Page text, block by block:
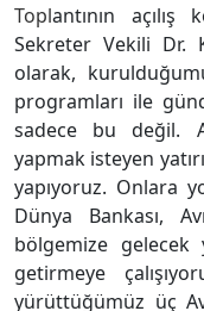
Toplantının açılış
Sekreter Vekili Dr.
olarak,
programları ile
sadece bu değil.
yapmak isteyen
yapıyoruz. Onlara
Dünya Bankası,
bölgemize gelecek
getirmeye
yürüttüğümüz üç